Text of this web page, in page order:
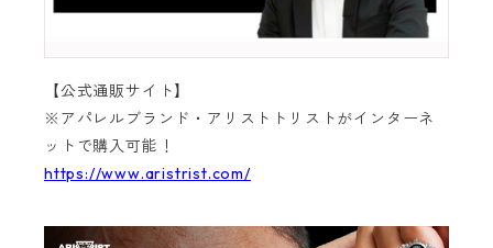
【公式通販サイト】
※アパレルブランド・アリストトリストがインターネ
ットで購入可能！
https://www.aristrist.com/